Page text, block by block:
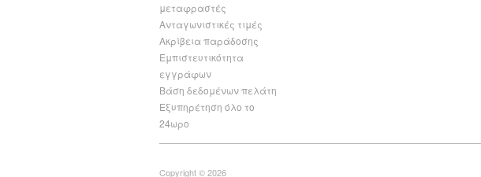
μεταφραστές
Ανταγωνιστικές τιμές
Ακρίβεια παράδοσης
Εμπιστευτικότητα
εγγράφων
Βάση δεδομένων πελάτη
Εξυπηρέτηση όλο το
24ωρο
Copyright © 2026